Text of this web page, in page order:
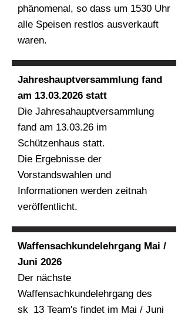
phänomenal, so dass um 1530 Uhr
alle Speisen restlos ausverkauft
waren.
Jahreshauptversammlung fand
am 13.03.2026 statt
Die Jahresahauptversammlung
fand am 13.03.26 im
Schützenhaus statt.
Die Ergebnisse der
Vorstandswahlen und
Informationen werden zeitnah
veröffentlicht.
Waffensachkundelehrgang Mai /
Juni 2026
Der nächste
Waffensachkundelehrgang des
sk_13 Team's findet im Mai / Juni